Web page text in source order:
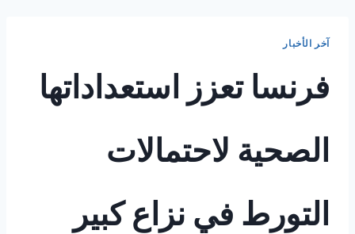
آخر الأخبار
فرنسا تعزز استعداداتها
الصحية لاحتمالات
التورط في نزاع كبير